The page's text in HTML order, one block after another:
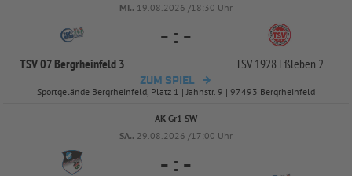
MI.. 19.08.2026 /18:30 Uhr
TSV 07 Bergrheinfeld 3
- : -
TSV 1928 Eßleben 2
ZUM SPIEL
Sportgelände Bergrheinfeld, Platz 1 | Jahnstr. 9 | 97493 Bergrheinfeld
AK-Gr1 SW
SA.. 29.08.2026 /17:00 Uhr
- : -